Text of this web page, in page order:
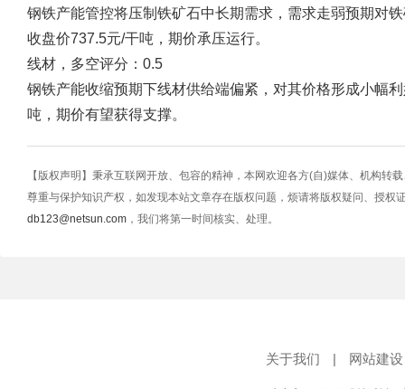
钢铁产能管控将压制铁矿石中长期需求，需求走弱预期对
收盘价737.5元/干吨，期价承压运行。
线材，多空评分：0.5
钢铁产能收缩预期下线材供给端偏紧，对其价格形成小幅
吨，期价有望获得支撑。
【版权声明】秉承互联网开放、包容的精神，本网欢迎各方(自)媒体、机构转
尊重与保护知识产权，如发现本站文章存在版权问题，烦请将版权疑问、授权
db123@netsun.com ，我们将第一时间核实、处理。
关于我们 | 网站建设